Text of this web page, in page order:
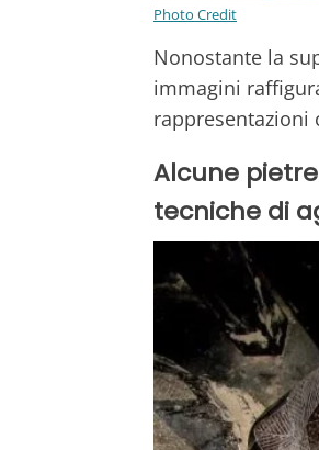
Photo Credit
Nonostante la
immagini
rappresentazioni
Alcune
tecniche di